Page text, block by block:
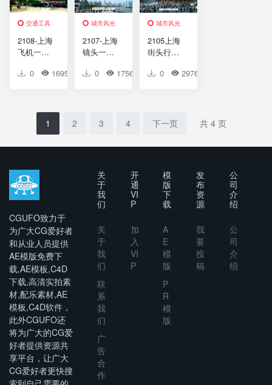
交通工具
2108-上海
飞机一组2
视频素材
0 1695 0 0
城市风光
2107-上海
镜头一组
清实拍视
0 1756 0 0
城市风光
2105上海
街头行人2
视频素材
0 2976
1 2 3 4 下一页 共 4 页
CGUFO致力于
为广大CG爱好者
和从业人员提供
AE模版免费下
载,AE模板,C4D
下载,高清实拍素
材,配乐素材,AE
模板,C4D软件，
此外CGUFO还
将为广大的CG爱
好者提供资源共
享平台，让广大
CG爱好者更快搜
关
于
我
们
关
于
我
们
联
系
我
们
广
告
合
作
开
通
VI
P
加
入
VI
P
模
版
下
载
A
E
模
版
P
R
模
版
发
布
资
源
我
要
投
稿
公
司
介
绍
公
司
介
绍